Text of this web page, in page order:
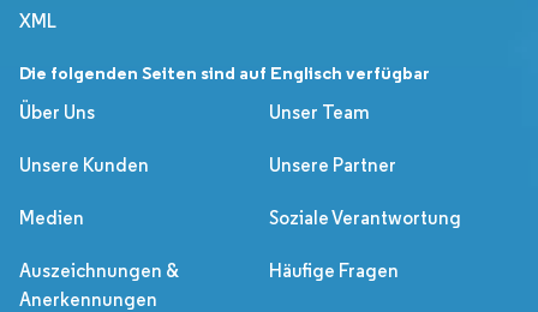
XML
Die folgenden Seiten sind auf Englisch verfügbar
Über Uns
Unser Team
Unsere Kunden Unsere Partner
Medien Soziale Verantwortung
Auszeichnungen &
Anerkennungen
Häufige Fragen